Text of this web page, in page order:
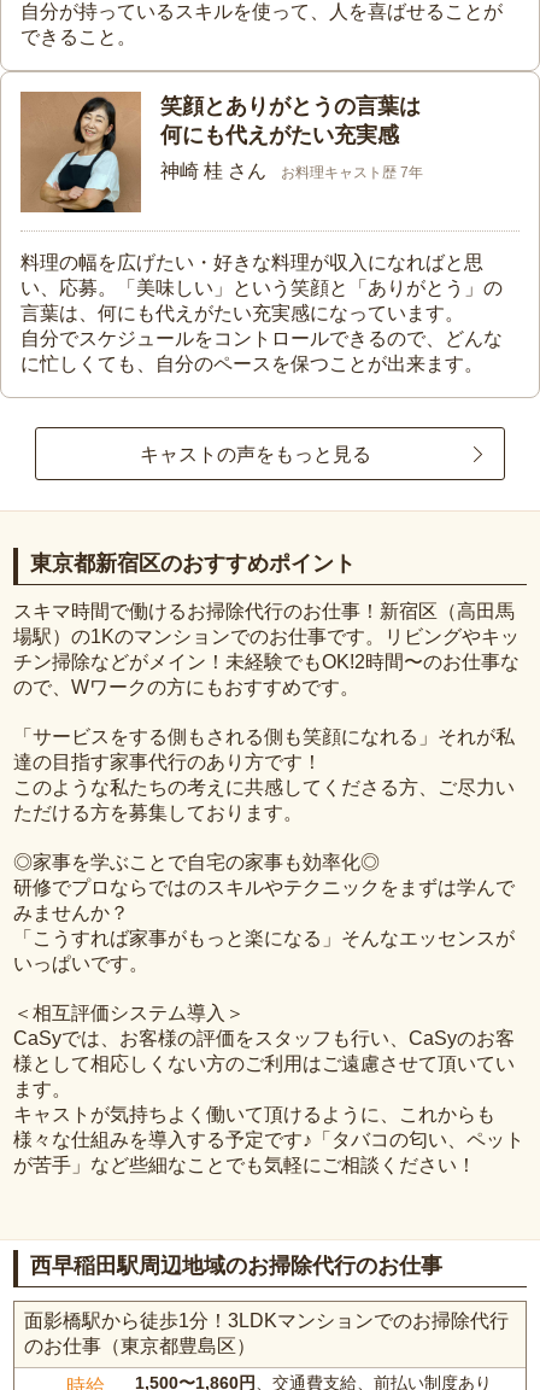
自分が持っているスキルを使って、人を喜ばせることが
できること。
笑顔とありがとうの言葉は
何にも代えがたい充実感
神崎 桂 さん お料理キャスト歴 7年
料理の幅を広げたい・好きな料理が収入になればと思
い、応募。「美味しい」という笑顔と「ありがとう」の
言葉は、何にも代えがたい充実感になっています。
自分でスケジュールをコントロールできるので、どんな
に忙しくても、自分のペースを保つことが出来ます。
キャストの声をもっと見る
東京都新宿区のおすすめポイント
スキマ時間で働けるお掃除代行のお仕事！新宿区（高田馬
場駅）の1Kのマンションでのお仕事です。リビングやキッ
チン掃除などがメイン！未経験でもOK!2時間〜のお仕事な
ので、Wワークの方にもおすすめです。
「サービスをする側もされる側も笑顔になれる」それが私
達の目指す家事代行のあり方です！
このような私たちの考えに共感してくださる方、ご尽力い
ただける方を募集しております。
◎家事を学ぶことで自宅の家事も効率化◎
研修でプロならではのスキルやテクニックをまずは学んで
みませんか？
「こうすれば家事がもっと楽になる」そんなエッセンスが
いっぱいです。
＜相互評価システム導入＞
CaSyでは、お客様の評価をスタッフも行い、CaSyのお客
様として相応しくない方のご利用はご遠慮させて頂いてい
ます。
キャストが気持ちよく働いて頂けるように、これからも
様々な仕組みを導入する予定です♪「タバコの匂い、ペット
が苦手」など些細なことでも気軽にご相談ください！
西早稲田駅周辺地域のお掃除代行のお仕事
面影橋駅から徒歩1分！3LDKマンションでのお掃除代行
のお仕事（東京都豊島区）
1,500〜1,860円、交通費支給、前払い制度あり